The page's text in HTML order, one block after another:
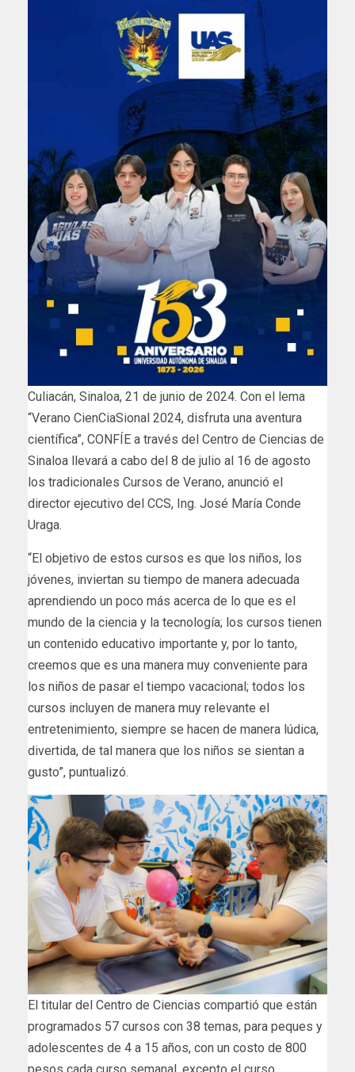
Culiacán, Sinaloa, 21 de junio de 2024. Con el lema
“Verano CienCiaSional 2024, disfruta una aventura
científica”, CONFÍE a través del Centro de Ciencias de
Sinaloa llevará a cabo del 8 de julio al 16 de agosto
los tradicionales Cursos de Verano, anunció el
director ejecutivo del CCS, Ing. José María Conde
Uraga.
“El objetivo de estos cursos es que los niños, los
jóvenes, inviertan su tiempo de manera adecuada
aprendiendo un poco más acerca de lo que es el
mundo de la ciencia y la tecnología; los cursos tienen
un contenido educativo importante y, por lo tanto,
creemos que es una manera muy conveniente para
los niños de pasar el tiempo vacacional; todos los
cursos incluyen de manera muy relevante el
entretenimiento, siempre se hacen de manera lúdica,
divertida, de tal manera que los niños se sientan a
gusto”, puntualizó.
El titular del Centro de Ciencias compartió que están
programados 57 cursos con 38 temas, para peques y
adolescentes de 4 a 15 años, con un costo de 800